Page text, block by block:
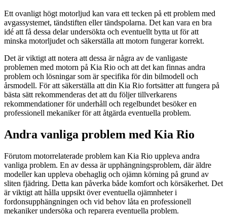
Ett ovanligt högt motorljud kan vara ett tecken på ett problem med
avgassystemet, tändstiften eller tändspolarna. Det kan vara en bra
idé att få dessa delar undersökta och eventuellt bytta ut för att
minska motorljudet och säkerställa att motorn fungerar korrekt.
Det är viktigt att notera att dessa är några av de vanligaste
problemen med motorn på Kia Rio och att det kan finnas andra
problem och lösningar som är specifika för din bilmodell och
årsmodell. För att säkerställa att din Kia Rio fortsätter att fungera på
bästa sätt rekommenderas det att du följer tillverkarens
rekommendationer för underhåll och regelbundet besöker en
professionell mekaniker för att åtgärda eventuella problem.
Andra vanliga problem med Kia Rio
Förutom motorrelaterade problem kan Kia Rio uppleva andra
vanliga problem. En av dessa är upphängningsproblem, där äldre
modeller kan uppleva obehaglig och ojämn körning på grund av
sliten fjädring. Detta kan påverka både komfort och körsäkerhet. Det
är viktigt att hålla uppsikt över eventuella ojämnheter i
fordonsupphängningen och vid behov låta en professionell
mekaniker undersöka och reparera eventuella problem.